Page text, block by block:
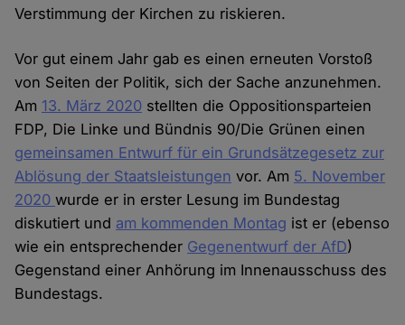
Verstimmung der Kirchen zu riskieren.
Vor gut einem Jahr gab es einen erneuten Vorstoß
von Seiten der Politik, sich der Sache anzunehmen.
Am 13. März 2020 stellten die Oppositionsparteien
FDP, Die Linke und Bündnis 90/Die Grünen einen
gemeinsamen Entwurf für ein Grundsätzegesetz zur
Ablösung der Staatsleistungen vor. Am 5. November
2020wurde er in erster Lesung im Bundestag
diskutiert und am kommenden Montag ist er (ebenso
wie ein entsprechender Gegenentwurf der AfD)
Gegenstand einer Anhörung im Innenausschuss des
Bundestags.